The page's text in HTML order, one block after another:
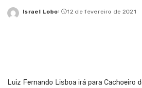
Posted
Israel Lobo 12 de fevereiro de 2021
Luiz Fernando Lisboa irá para Cachoeiro